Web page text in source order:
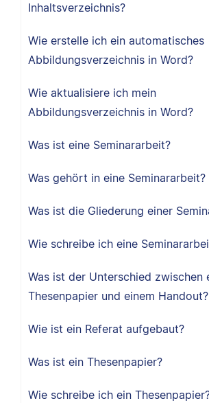
Inhaltsverzeichnis?
Wie erstelle ich ein automatisches
Abbildungsverzeichnis in Word?
Wie aktualisiere ich mein
Abbildungsverzeichnis in Word?
Was ist eine Seminararbeit?
Was gehört in eine Seminararbeit?
Was ist die Gliederung einer
Wie schreibe ich eine
Was ist der Unterschied zwischen
Thesenpapier und einem Handout?
Wie ist ein Referat aufgebaut?
Was ist ein Thesenpapier?
Wie schreibe ich ein